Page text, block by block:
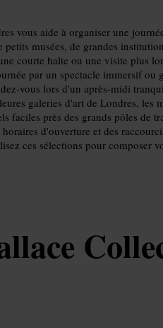
vous aide à organiser une
musées, de grandes
courte halte ou une visite plus
par un spectacle immersif ou
vous lors d'un après-midi
galeries d'art de Londres, les
faciles près des grands pôles de
d'ouverture et des
ces sélections pour composer